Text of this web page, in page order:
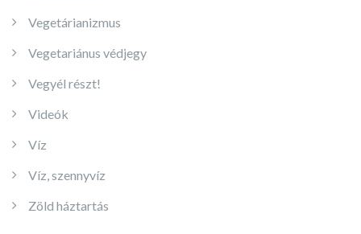
Vegetárianizmus
Vegetariánus védjegy
Vegyél részt!
Videók
Víz
Víz, szennyvíz
Zöld háztartás